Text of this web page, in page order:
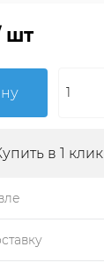
шт
в 1 клик